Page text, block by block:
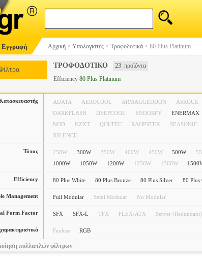
Αρχική > Υπολογιστές > Τροφοδοτικά > 80 Plus Platinum
ΤΡΟΦΟΔΟΤΙΚΟ 23 προϊόντα
Efficiency 80 Plus Platinum
ADATA AEROCOOL ARMAGGEDDON ASROCK
DARKFLASH
DEEPCOOL ENDORFY ENERMAX
NOD
NZXT QOLTEC RAIJINTEK SEASONIC
XILENCE
Τύπος 250W 300W 350W 400W 450W 500W
1000W
1050W 1200W 1250W 1300W
Efficiency 80 Plus White 80 Plus Bronze 80 Plus Silver 80 Plus
Management Full Modular Semi Modular No Modular
Form Factor SFX SFX-L TFX FLEX-ATX Server (Redundant)
Fanless RGB
πολλαπλών φίλτρων